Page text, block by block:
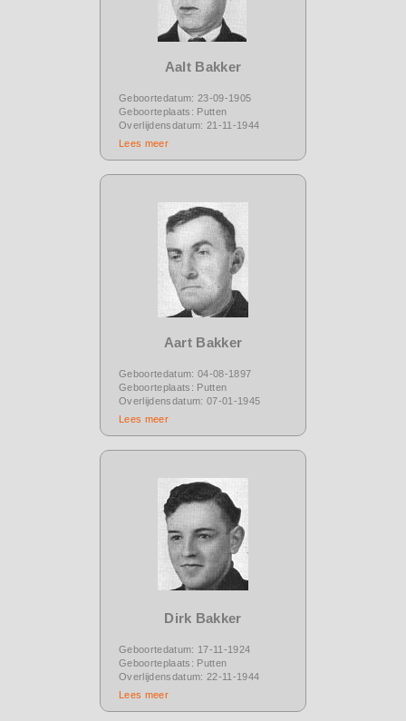
Aalt Bakker
Geboortedatum: 23-09-1905
Geboorteplaats: Putten
Overlijdensdatum: 21-11-1944
Lees meer
Aart Bakker
Geboortedatum: 04-08-1897
Geboorteplaats: Putten
Overlijdensdatum: 07-01-1945
Lees meer
Dirk Bakker
Geboortedatum: 17-11-1924
Geboorteplaats: Putten
Overlijdensdatum: 22-11-1944
Lees meer